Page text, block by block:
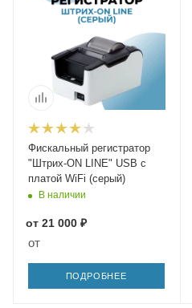
Фискальный регистратор
"Штрих-ON LINE" USB с
платой WiFi (серый)
В наличии
от 21 000 ₽
от
ПОДРОБНЕЕ